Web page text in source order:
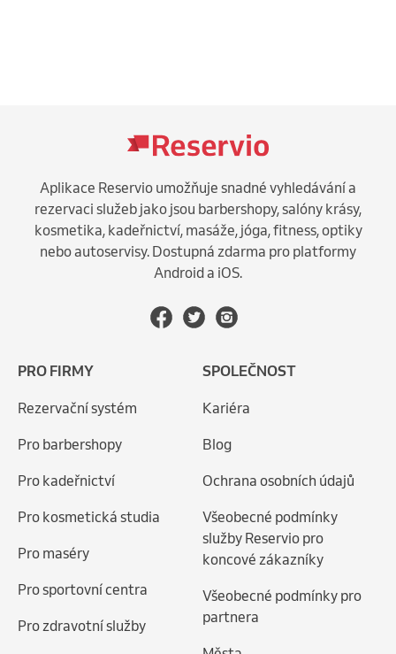
Aplikace Reservio umožňuje snadné vyhledávání a
rezervaci služeb jako jsou barbershopy, salóny krásy,
kosmetika, kadeřnictví, masáže, jóga, fitness, optiky
nebo autoservisy. Dostupná zdarma pro platformy
Android a iOS.
PRO FIRMY
Rezervační systém
Pro barbershopy
Pro kadeřnictví
Pro kosmetická studia
Pro maséry
Pro sportovní centra
Pro zdravotní služby
SPOLEČNOST
Kariéra
Blog
Ochrana osobních údajů
Všeobecné podmínky
služby Reservio pro
koncové zákazníky
Všeobecné podmínky pro
partnera